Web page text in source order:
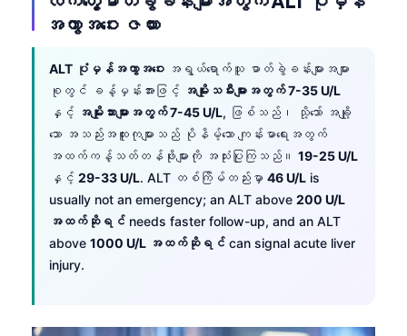
အကွာအဝေး ဇယား
ALT ပုံမှန်အကွာအဝေး အရွယ်ရောက်သူ ဓာတ်ခွဲခန်းများအများ
စုတွင် ခန့်မှန်းအားဖြင့် အမျိုးသမီးများအတွက် 7-35 U/L
နှင့် အမျိုးသားများအတွက် 7-45 U/L, ဖြစ်သည်၊ သို့သော် အချို့
သော အသည်းအထူးကုများသည် ပိုနိမ့်သော ကျန်းမာရေးအတွက်
အထက်ကန့်သတ်တန်ဖိုးများကို အသုံးပြုကြသည်။ 19-25 U/L
နှင့် 29-33 U/L. ALT တစ်ကြိမ်တည်းမှာ 46 U/L is
usually not an emergency; an ALT above 200 U/L
အထက်ဆိုရင် needs faster follow-up, and an ALT
above 1000 U/L အထက်ဆိုရင် can signal acute liver
injury.